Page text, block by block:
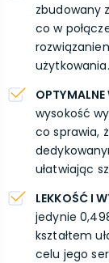
zbudowany
co w
użytkowania.
wysokość
co sprawia,
ułatwiając
LEKKOŚĆ I
jedynie
kształtem
celu jego